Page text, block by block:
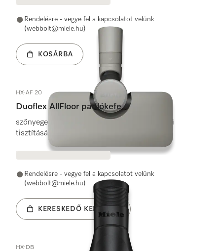
Rendelésre - vegye fel a kapcsolatot velünk
(webbolt@miele.hu)
KOSÁRBA
HX-AF 20
Duoflex AllFloor padlókefe
szőnyegek és keménypadlók alapos és könnyű
tisztításához.
Rendelésre - vegye fel a kapcsolatot velünk
(webbolt@miele.hu)
KERESKEDŐ KERESÉSE
HX-DB